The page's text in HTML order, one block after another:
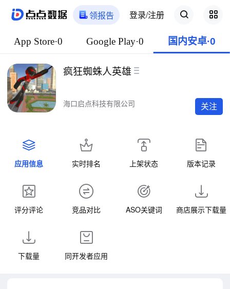
领报告 登录/注册
App Store·0 Google Play·0 国内安卓·0
疯狂蜘蛛人英雄
海口启点科技有限公司 关注
应用信息 实时排名 上架状态 版本记录
评分评论 竞品对比 ASO关键词 商店展示下载量
下载量 同开发者应用